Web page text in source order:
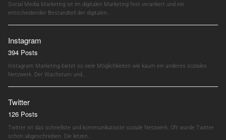
Social Media Marketing ist im digitalen Marketing fest verankert und ein
entscheidender Bestandteil der digitalen…
Instagram
394 Posts
Instagram Marketing bietet so viele Möglichkeiten wie kaum ein anderes soziales
Netzwerk. Der Wachstum und…
Twitter
126 Posts
Twitter ist das schnellste und kommunikativste soziale Netzwerk. Oft wurde Twitter
schon abgeschrieben. Die letzen…